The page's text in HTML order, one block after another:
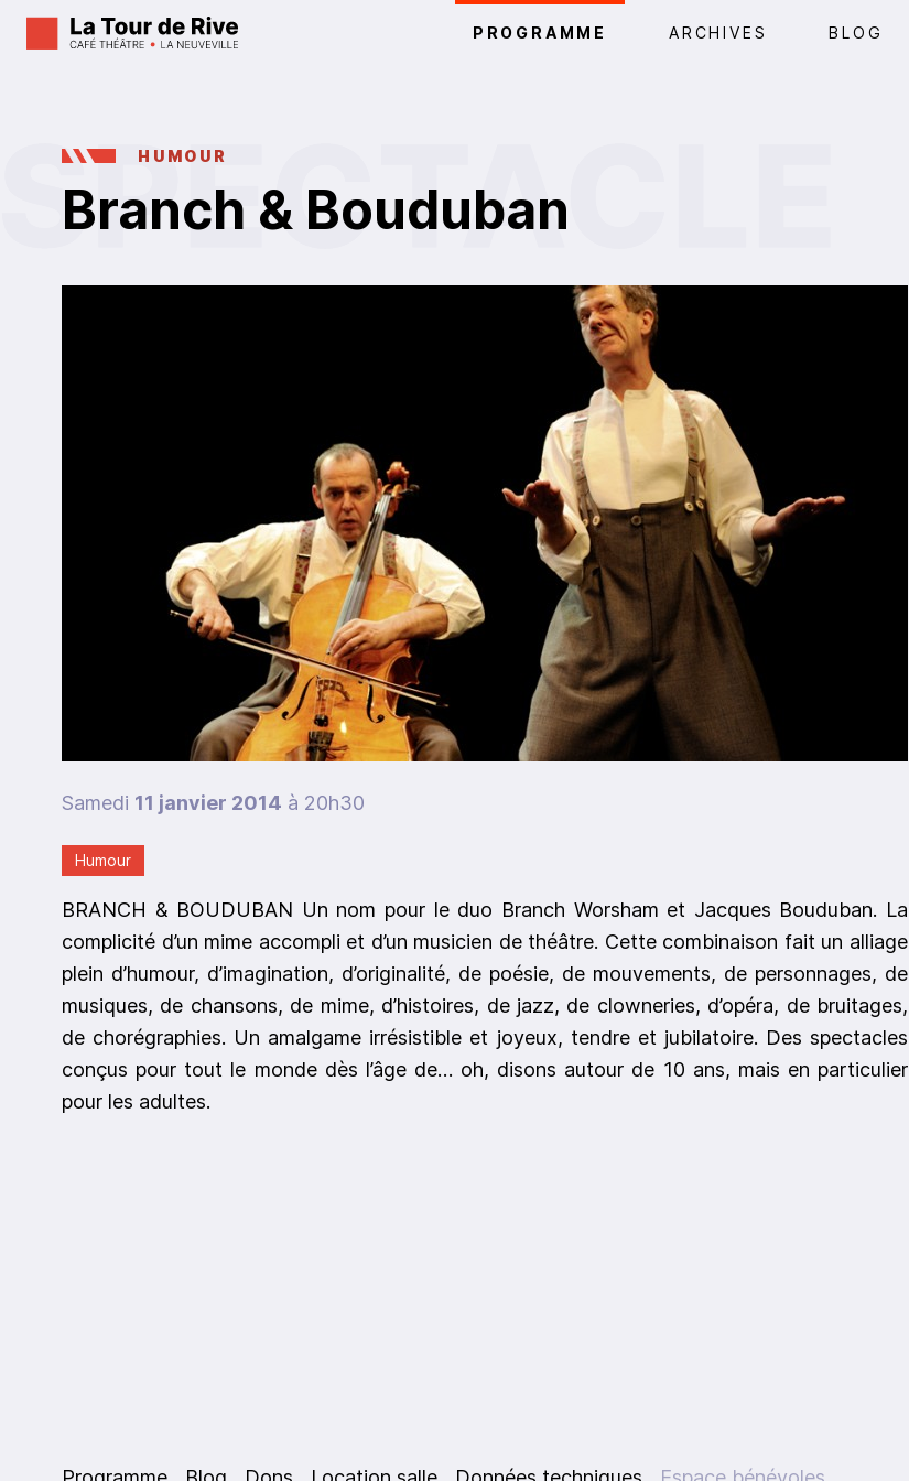
PROGRAMME ARCHIVES BLOG
HUMOUR
Branch & Bouduban
Samedi 11 janvier 2014 à 20h30
Humour
BRANCH & BOUDUBAN Un nom pour le duo Branch Worsham et Jacques Bouduban. La
complicité d’un mime accompli et d’un musicien de théâtre. Cette combinaison fait un alliage
plein d’humour, d’imagination, d’originalité, de poésie, de mouvements, de personnages, de
musiques, de chansons, de mime, d’histoires, de jazz, de clowneries, d’opéra, de bruitages,
de chorégraphies. Un amalgame irrésistible et joyeux, tendre et jubilatoire. Des spectacles
conçus pour tout le monde dès l’âge de… oh, disons autour de 10 ans, mais en particulier
pour les adultes.